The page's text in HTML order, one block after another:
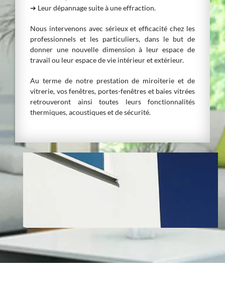
➔ Leur dépannage suite à une effraction.
Nous intervenons avec sérieux et efficacité chez les
professionnels et les particuliers, dans le but de
donner une nouvelle dimension à leur espace de
travail ou leur espace de vie intérieur et extérieur.
Au terme de notre prestation de miroiterie et de
vitrerie, vos fenêtres, portes-fenêtres et baies vitrées
retrouveront ainsi toutes leurs fonctionnalités
thermiques, acoustiques et de sécurité.